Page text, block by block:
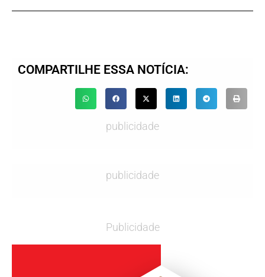
COMPARTILHE ESSA NOTÍCIA:
publicidade
publicidade
Publicidade